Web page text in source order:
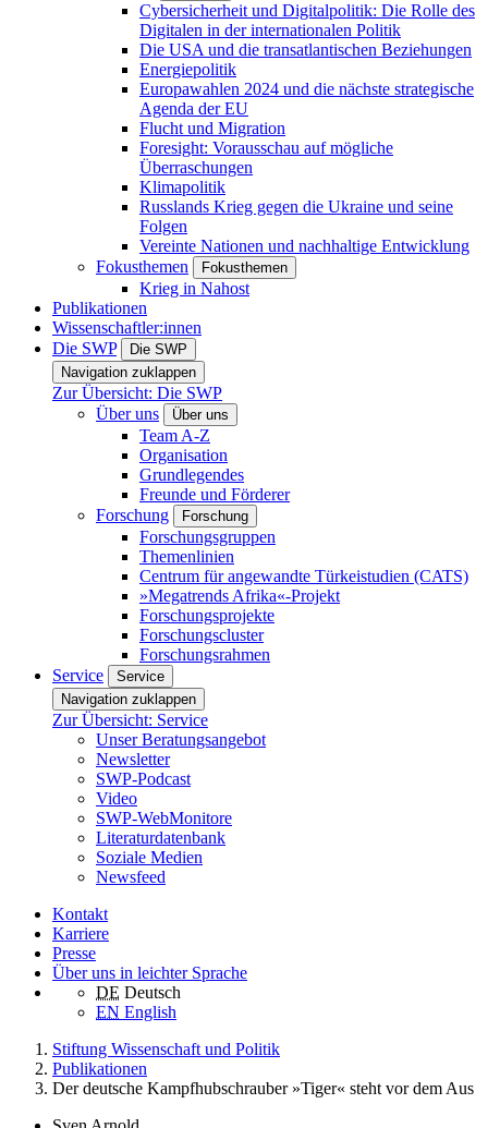
Cybersicherheit und Digitalpolitik: Die Rolle des
Digitalen in der internationalen Politik
Die USA und die transatlantischen Beziehungen
Energiepolitik
Europawahlen 2024 und die nächste strategische
Agenda der EU
Flucht und Migration
Foresight: Vorausschau auf mögliche
Überraschungen
Klimapolitik
Russlands Krieg gegen die Ukraine und seine
Folgen
Vereinte Nationen und nachhaltige Entwicklung
Fokusthemen
Fokusthemen
Krieg in Nahost
Publikationen
Wissenschaftler:innen
Die SWP
Die SWP
Navigation zuklappen
Zur Übersicht: Die SWP
Über uns
Über uns
Team A-Z
Organisation
Grundlegendes
Freunde und Förderer
Forschung
Forschung
Forschungsgruppen
Themenlinien
Centrum für angewandte Türkeistudien (CATS)
»Megatrends Afrika«-Projekt
Forschungsprojekte
Forschungscluster
Forschungsrahmen
Service
Service
Navigation zuklappen
Zur Übersicht: Service
Unser Beratungsangebot
Newsletter
SWP-Podcast
Video
SWP-WebMonitore
Literaturdatenbank
Soziale Medien
Newsfeed
Kontakt
Karriere
Presse
Über uns in leichter Sprache
DE Deutsch
EN English
Stiftung Wissenschaft und Politik
Publikationen
Der deutsche Kampfhubschrauber »Tiger« steht vor dem Aus